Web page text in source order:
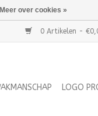
0 Artikelen -
LOGO
Meer over cookies »